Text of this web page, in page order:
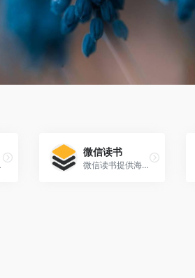
器免费全本小说在线阅读！
微信读书
微信读书提供海量正版书籍、小说、漫画、公众号、听书，多设备同步实现跨屏阅读。与微信好友一起发现更多精品好书，随时交流感想，让阅读不再孤独。